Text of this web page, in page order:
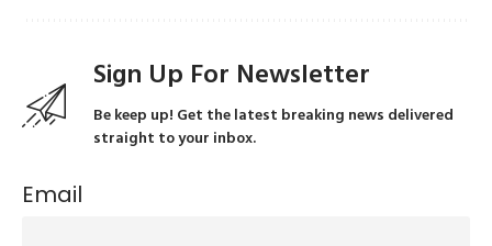
Sign Up For Newsletter
Be keep up! Get the latest breaking news delivered
straight to your inbox.
Email